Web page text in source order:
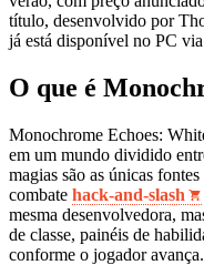
título, desenvolvido por
já está disponível no PC via
O que é
Monochrome Echoes:
em um mundo dividido
magias são as únicas
combate hack‑and‑slash
mesma desenvolvedora,
de classe, painéis de
conforme o jogador avança.